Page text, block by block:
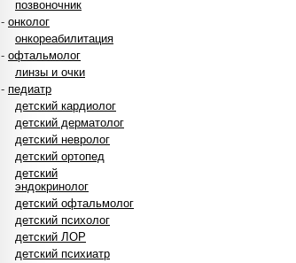
позвоночник
- онколог
онкореабилитация
- офтальмолог
линзы и очки
- педиатр
детский кардиолог
детский дерматолог
детский невролог
детский ортопед
детский
эндокринолог
детский офтальмолог
детский психолог
детский ЛОР
детский психиатр